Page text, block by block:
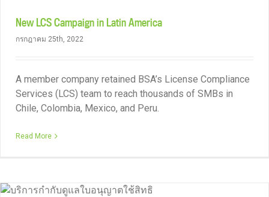
New LCS Campaign in Latin America
กรกฎาคม 25th, 2022
A member company retained BSA’s License Compliance
Services (LCS) team to reach thousands of SMBs in
Chile, Colombia, Mexico, and Peru.
Read More